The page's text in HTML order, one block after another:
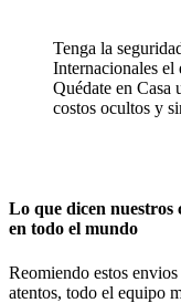
Tenga la
Internacionales el
Quédate en Casa
costos ocultos y
Lo que dicen nuestros
en todo el mundo
Reomiendo estos
atentos, todo el equipo